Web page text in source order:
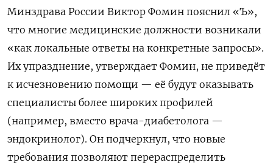
Минздрава России Виктор Фомин пояснил «Ъ»,
что многие медицинские должности возникали
«как локальные ответы на конкретные запросы».
Их упразднение, утверждает Фомин, не приведёт
к исчезновению помощи — её будут оказывать
специалисты более широких профилей
(например, вместо врача-диабетолога —
эндокринолог). Он подчеркнул, что новые
требования позволяют перераспределить